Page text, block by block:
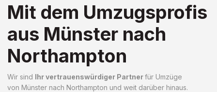
Mit dem Umzugsprofis
aus Münster nach
Northampton
Wir sind Ihr vertrauenswürdiger Partnerfür Umzüge
von Münster nach Northampton und weit darüber hinaus.